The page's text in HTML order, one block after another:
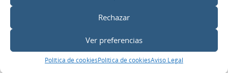
Rechazar
Ver preferencias
Política de cookiesPolítica de cookiesAviso Legal
Aprender a manejar herramientas que
nos ayudan en la optimización.
Duración:5 horas presenciales